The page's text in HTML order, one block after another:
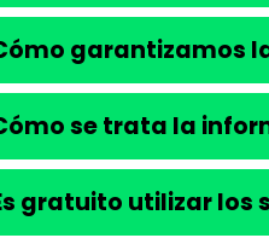
garantizamos
se trata la
gratuito utilizar los